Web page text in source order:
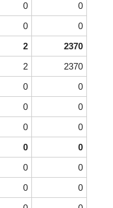
0
0
0
0
2
2370
2
2370
0
0
0
0
0
0
0
0
0
0
0
0